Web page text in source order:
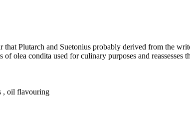
that Plutarch and Suetonius probably derived from the
olea condita used for culinary purposes and reassesses
, oil flavouring